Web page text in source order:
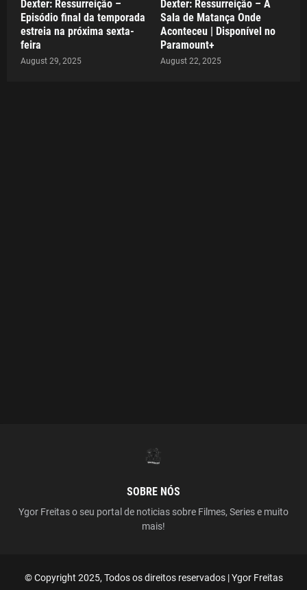
Dexter: Ressurreição –
Episódio final da temporada
estreia na próxima sexta-
feira
August 29, 2025
Dexter: Ressurreição – A
Sala de Matança Onde
Aconteceu | Disponível no
Paramount+
August 22, 2025
SOBRE NÓS
Ygor Freitas o seu portal de noticias sobre Filmes, Series e muito
mais!
© Copyright 2025, Todos os direitos reservados | Ygor Freitas